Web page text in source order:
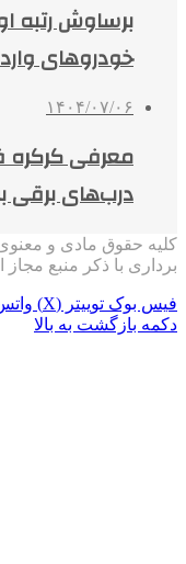
برساوش رتبه
خودروهای
۱۴۰۴/۰۷/۰۶
درب‌های برقی
کلیه حقوق مادی و
برداری با ذکر منبع
فیس بوک توییتر (X)
دکمه بازگشت به بالا